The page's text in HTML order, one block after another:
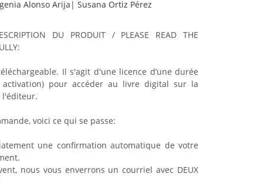
Alonso Arija| Susana Ortiz Pérez
DU PRODUIT / PLEASE READ THE
Il s'agit d'une licence d’une durée
pour accéder au livre digital sur la
l'éditeur.
voici ce qui se passe:
une confirmation automatique de votre
nous vous enverrons un courriel avec DEUX